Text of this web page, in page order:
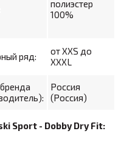
полиэстер
100%
ряд:
от XXS до
XXXL
Россия
(Россия)
Sport - Dobby Dry Fit: